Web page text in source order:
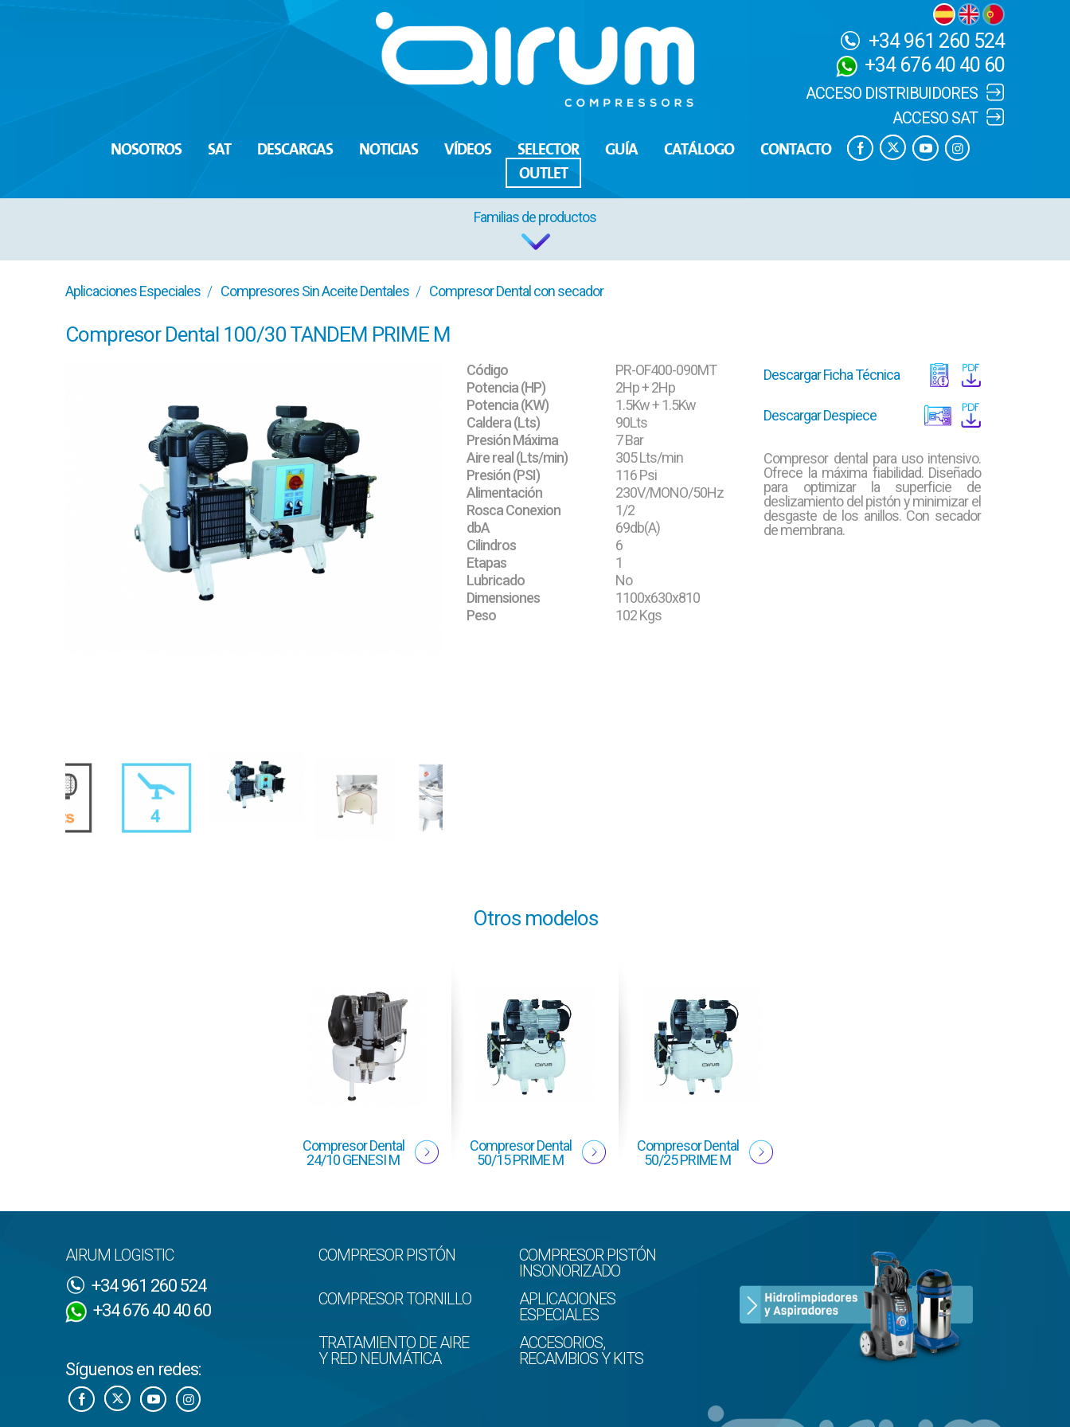
+34 961 260 524
+34 676 40 40 60
ACCESO DISTRIBUIDORES
ACCESO SAT
NOSOTROS SAT DESCARGAS NOTICIAS VÍDEOS SELECTOR GUÍA CATÁLOGO
CONTACTO
OUTLET
Familias de productos
Aplicaciones Especiales Compresores Sin Aceite Dentales Compresor Dental con secador
Compresor Dental 100/30 TANDEM PRIME M
Código
PR-OF400-090MT
Potencia (HP)
2Hp + 2Hp
Potencia (KW)
1.5Kw + 1.5Kw
Caldera (Lts)
90Lts
Presión Máxima
7 Bar
Aire real (Lts/min)
305 Lts/min
Presión (PSI)
116 Psi
Alimentación
230V/MONO/50Hz
Rosca Conexion
1/2
dbA
69db(A)
Cilindros
6
Etapas
1
Lubricado
No
Dimensiones
1100x630x810
Peso
102 Kgs
Descargar Ficha Técnica
Descargar Despiece
Compresor dental para uso intensivo.
Ofrece la máxima fiabilidad. Diseñado
para optimizar la superficie de
deslizamiento del pistón y minimizar el
desgaste de los anillos. Con secador
de membrana.
Otros modelos
Compresor Dental
24/10 GENESI M
Compresor Dental
50/15 PRIME M
Compresor Dental
50/25 PRIME M
AIRUM LOGISTIC
+34 961 260 524
+34 676 40 40 60
Síguenos en redes:
COMPRESOR PISTÓN
COMPRESOR PISTÓN
INSONORIZADO
COMPRESOR TORNILLO
APLICACIONES
ESPECIALES
TRATAMIENTO DE AIRE
Y RED NEUMÁTICA
ACCESORIOS,
RECAMBIOS Y KITS